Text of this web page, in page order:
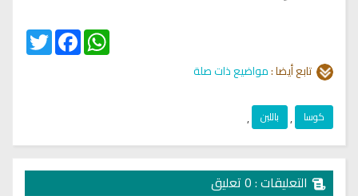
Twitter
FacebookWhatsApp
تابع أيضا :مواضيع ذات صلة
كوسا , باللبن ,
التعليقات : 0 تعليق